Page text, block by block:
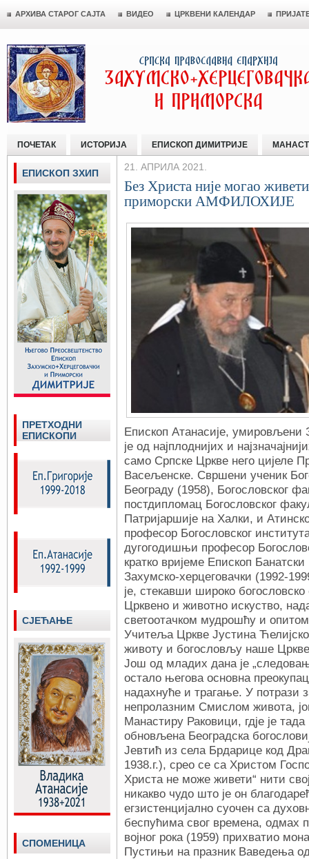
АРХИВА СТАРОГ САЈТА ВИДЕО ЦРКВЕНИ КАЛЕНДАР
ПОЧЕТАК ИСТОРИЈА ЕПИСКОП ДИМИТРИЈЕ
21. АПРИЛА 2021.
Без Христа није могао
приморски АМФИЛОХИЈЕ
Епископ Атанасије, умировљени
је од најплоднијих и
само Српске Цркве него цијеле
Васељенске. Свршени ученик
Београду (1958), Богословског
постдипломац Богословског
Патријаршије на Халки, и
професор Богословског
дугогодишњи професор
кратко вријеме Епископ
Захумско-херцеговачки (1992-
је, стекавши широко
Црквено и животно искуство,
светоотачком мудрошћу и
Учитеља Цркве Јустина
животу и богословљу наше
Још од младих дана је
остало његова основна
надахнуће и трагање. У
непролазним Смислом живота,
Манастиру Раковици, гдје је
обновљена Београдска
Јевтић из села Брдарице код
1938.г.), срео се са Христом
Христа не може живети“ нити
никакво чудо што је он
егзистенцијално суочен са
беспућима свог времена, одмах
војног рока (1959) прихватио
Пустињи на празник Ваведења
ЕПИСКОП ЗХИП
ПРЕТХОДНИ
ЕПИСКОПИ
СЈЕЋАЊЕ
СПОМЕНИЦА